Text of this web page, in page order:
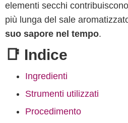
elementi secchi
più lunga del sale
suo sapore nel tempo.
📑 Indice
Ingredienti
Strumenti utilizzati
Procedimento